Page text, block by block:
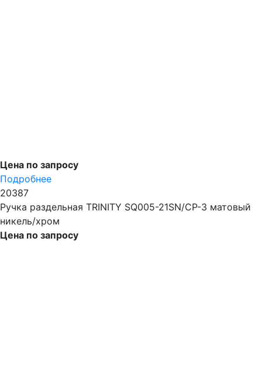
Цена по запросу
Подробнее
20387
Ручка раздельная TRINITY SQ005-21SN/CP-3 матовый
никель/хром
Цена по запросу